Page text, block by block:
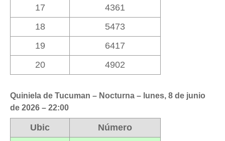
17
4361
18
5473
19
6417
20
4902
Quiniela de Tucuman – Nocturna – lunes, 8 de junio
de 2026 – 22:00
Ubic
Número